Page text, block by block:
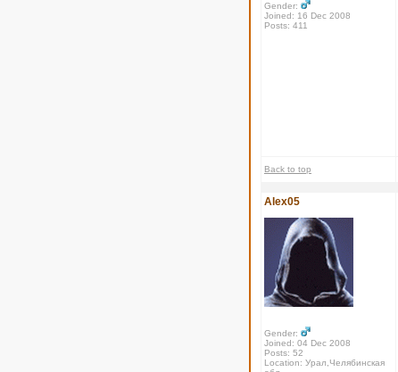
Gender:
Joined: 16 Dec 2008
Posts: 411
Back to top
Alex05
Gender:
Joined: 04 Dec 2008
Posts: 52
Location: Урал,Челябинская